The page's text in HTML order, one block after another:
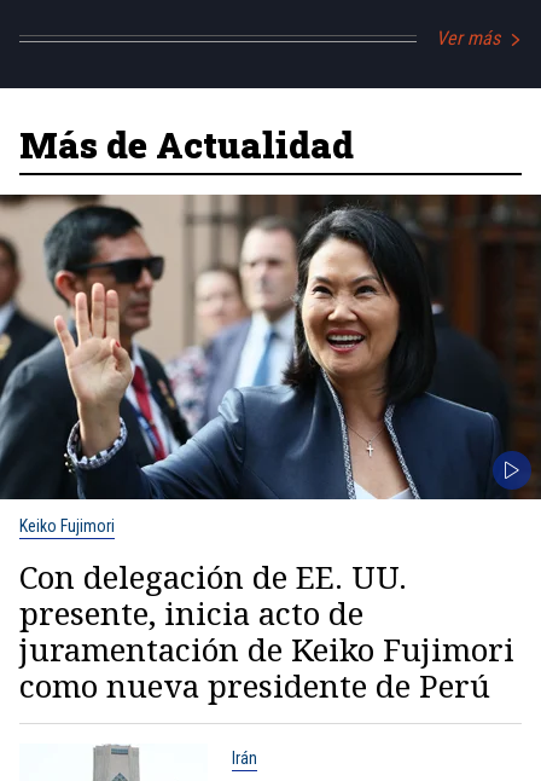
Ver más
Más de Actualidad
Keiko Fujimori
Con delegación de EE. UU.
presente, inicia acto de
juramentación de Keiko Fujimori
como nueva presidente de Perú
Irán